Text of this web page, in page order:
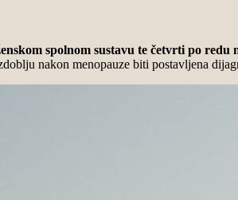
spolnom sustavu te četvrti po redu
nakon menopauze biti postavljena